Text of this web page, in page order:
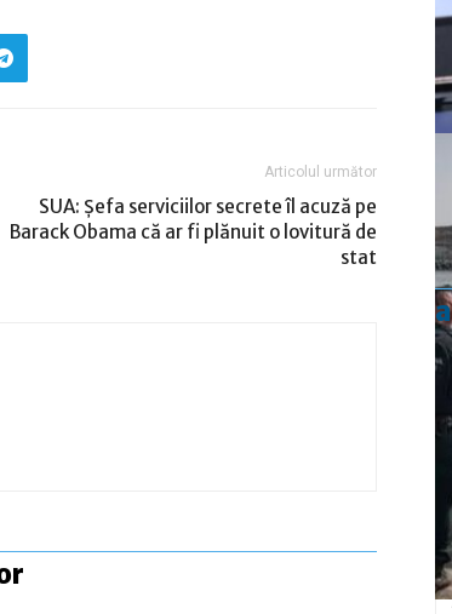
Articolul următor
SUA: Şefa serviciilor secrete îl acuză pe
Barack Obama că ar fi plănuit o lovitură de
stat